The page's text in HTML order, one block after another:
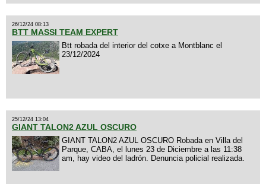
26/12/24 08:13
BTT MASSI TEAM EXPERT
Btt robada del interior del cotxe a Montblanc el
23/12/2024
25/12/24 13:04
GIANT TALON2 AZUL OSCURO
GIANT TALON2 AZUL OSCURO Robada en Villa del
Parque, CABA, el lunes 23 de Diciembre a las 11:38
am, hay video del ladrón. Denuncia policial realizada.